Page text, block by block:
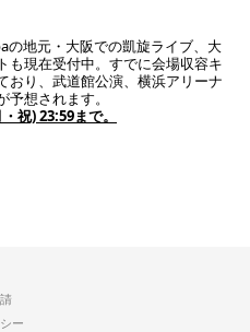
の地元・大阪での凱旋ライブ、大
も現在受付中。すでに会場収容キ
おり、武道館公演、横浜アリーナ
想されます。
祝) 23:59まで。
ー